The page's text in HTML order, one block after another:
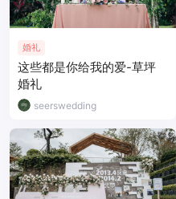
婚礼
这些都是你给我的爱-草坪
婚礼
seerswedding